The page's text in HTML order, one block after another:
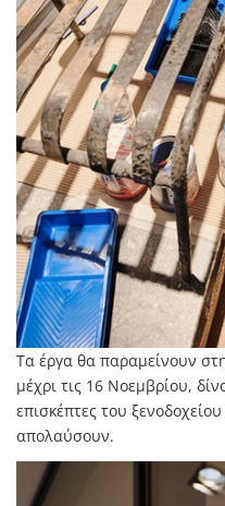
Τα έργα θα παραμείνουν
μέχρι τις 16 Νοεμβρίου,
επισκέπτες του
απολαύσουν.